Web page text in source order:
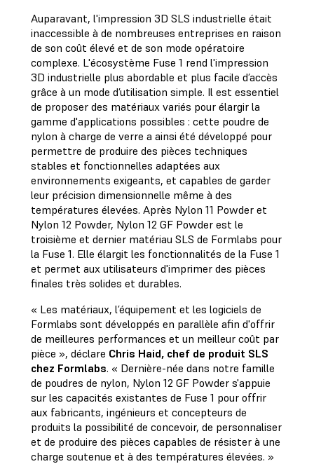
Auparavant, l'impression 3D SLS industrielle était
inaccessible à de nombreuses entreprises en raison
de son coût élevé et de son mode opératoire
complexe. L'écosystème Fuse 1 rend l'impression
3D industrielle plus abordable et plus facile d’accès
grâce à un mode d’utilisation simple. Il est essentiel
de proposer des matériaux variés pour élargir la
gamme d'applications possibles : cette poudre de
nylon à charge de verre a ainsi été développé pour
permettre de produire des pièces techniques
stables et fonctionnelles adaptées aux
environnements exigeants, et capables de garder
leur précision dimensionnelle même à des
températures élevées. Après Nylon 11 Powder et
Nylon 12 Powder, Nylon 12 GF Powder est le
troisième et dernier matériau SLS de Formlabs pour
la Fuse 1. Elle élargit les fonctionnalités de la Fuse 1
et permet aux utilisateurs d'imprimer des pièces
finales très solides et durables.
« Les matériaux, l’équipement et les logiciels de
Formlabs sont développés en parallèle afin d'offrir
de meilleures performances et un meilleur coût par
pièce », déclare Chris Haid, chef de produit SLS
chez Formlabs. « Dernière-née dans notre famille
de poudres de nylon, Nylon 12 GF Powder s'appuie
sur les capacités existantes de Fuse 1 pour offrir
aux fabricants, ingénieurs et concepteurs de
produits la possibilité de concevoir, de personnaliser
et de produire des pièces capables de résister à une
charge soutenue et à des températures élevées. »